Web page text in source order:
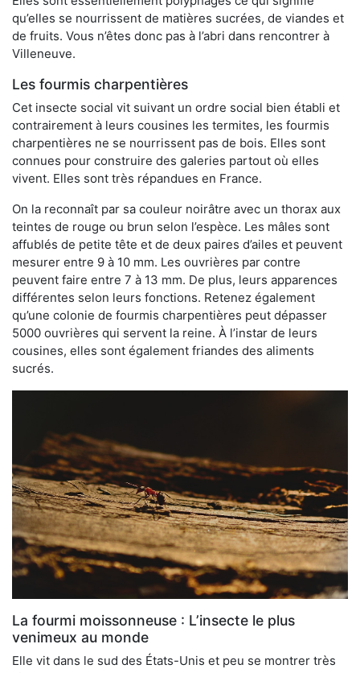
qu’elles se nourrissent de matières sucrées, de viandes et
de fruits. Vous n’êtes donc pas à l’abri dans rencontrer à
Villeneuve.
Les fourmis charpentières
Cet insecte social vit suivant un ordre social bien établi et
contrairement à leurs cousines les termites, les fourmis
charpentières ne se nourrissent pas de bois. Elles sont
connues pour construire des galeries partout où elles
vivent. Elles sont très répandues en France.
On la reconnaît par sa couleur noirâtre avec un thorax aux
teintes de rouge ou brun selon l’espèce. Les mâles sont
affublés de petite tête et de deux paires d’ailes et peuvent
mesurer entre 9 à 10 mm. Les ouvrières par contre
peuvent faire entre 7 à 13 mm. De plus, leurs apparences
différentes selon leurs fonctions. Retenez également
qu’une colonie de fourmis charpentières peut dépasser
5000 ouvrières qui servent la reine. À l’instar de leurs
cousines, elles sont également friandes des aliments
sucrés.
La fourmi moissonneuse : L’insecte le plus
venimeux au monde
Elle vit dans le sud des États-Unis et peu se montrer très